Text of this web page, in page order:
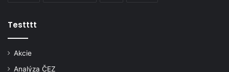
Testttt
Akcie
Analýza ČEZ